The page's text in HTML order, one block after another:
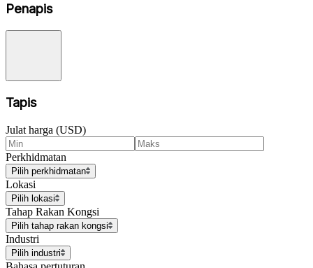
Penapis
Tapis
Julat harga (USD)
Perkhidmatan
Pilih perkhidmatan
Lokasi
Pilih lokasi
Tahap Rakan Kongsi
Pilih tahap rakan kongsi
Industri
Pilih industri